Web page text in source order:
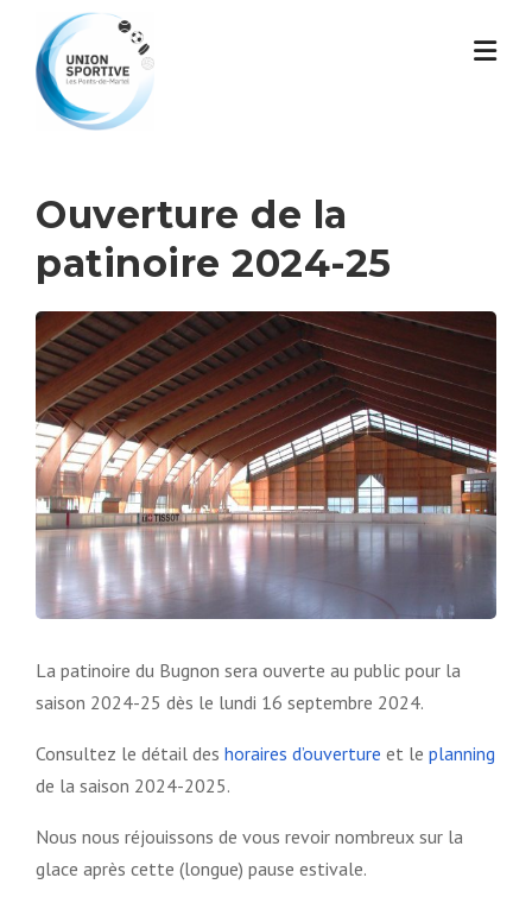
content
Ouverture de la
patinoire 2024-25
La patinoire du Bugnon sera ouverte au public pour la
saison 2024-25 dès le lundi 16 septembre 2024.
Consultez le détail des horaires d’ouverture et le planning
de la saison 2024-2025.
Nous nous réjouissons de vous revoir nombreux sur la
glace après cette (longue) pause estivale.